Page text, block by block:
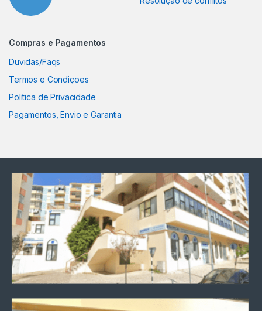
Compras e Pagamentos
Duvidas/Faqs
Termos e Condiçoes
Política de Privacidade
Pagamentos, Envio e Garantia